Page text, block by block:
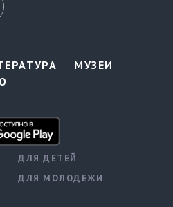
МУЗЕИ
ДЛЯ ДЕТЕЙ
ДЛЯ МОЛОДЕЖИ